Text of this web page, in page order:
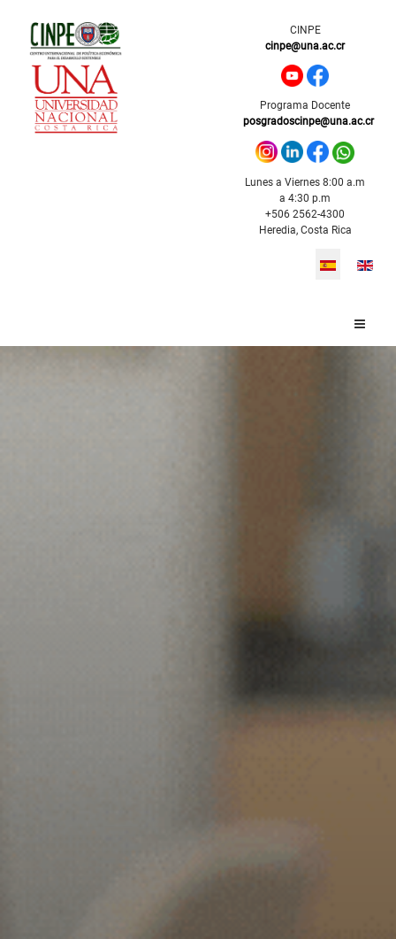
CINPE
cinpe@una.ac.cr
Programa Docente
posgradoscinpe@una.ac.cr
Lunes a Viernes 8:00 a.m
a 4:30 p.m
+506 2562-4300
Heredia, Costa Rica
Seleccione